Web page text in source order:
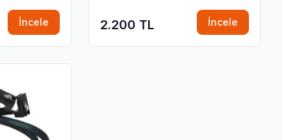
İncele 2.200 TL İncele